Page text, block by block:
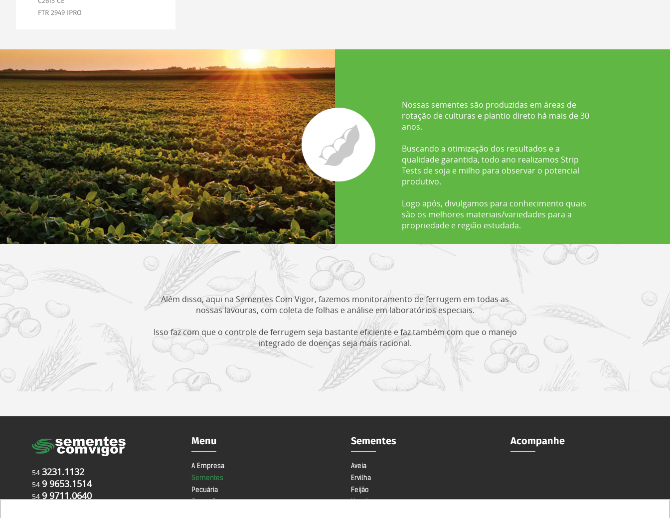
FTR 2949 IPRO
Nossas sementes são produzidas em áreas de
rotação de culturas e plantio direto há mais de 30
anos.
Buscando a otimização dos resultados e a
qualidade garantida, todo ano realizamos Strip
Tests de soja e milho para observar o potencial
produtivo.
Logo após, divulgamos para conhecimento quais
são os melhores materiais/variedades para a
propriedade e região estudada.
Além disso, aqui na Sementes Com Vigor, fazemos monitoramento de ferrugem em todas as
nossas lavouras, com coleta de folhas e análise em laboratórios especiais.
Isso faz com que o controle de ferrugem seja bastante eficiente e faz também com que o manejo
integrado de doenças seja mais racional.
54 3231.1132
54 9 9653.1514
54 9 9711.0640
Menu
A Empresa
Sementes
Pecuária
Como Comprar
Sementes
Aveia
Ervilha
Feijão
Mourisco
Acompanhe